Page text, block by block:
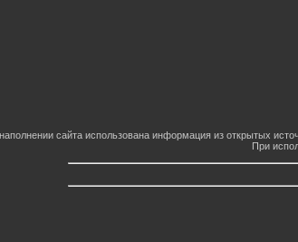
сайта использована информация из открытых
При